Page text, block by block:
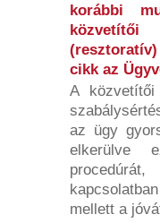
korábbi
cikk az
A
az ügy
elkerülve
mellett a